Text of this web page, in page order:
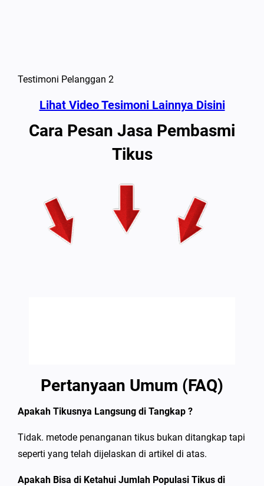
Testimoni Pelanggan 2
Lihat Video Tesimoni Lainnya Disini
Cara Pesan Jasa Pembasmi
Tikus
Pertanyaan Umum (FAQ)
Apakah Tikusnya Langsung di Tangkap ?
Tidak. metode penanganan tikus bukan ditangkap tapi
seperti yang telah dijelaskan di artikel di atas.
Apakah Bisa di Ketahui Jumlah Populasi Tikus di